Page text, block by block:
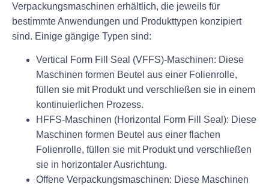
Verpackungsmaschinen erhältlich, die jeweils für
bestimmte Anwendungen und Produkttypen konzipiert
sind. Einige gängige Typen sind:
Vertical Form Fill Seal (VFFS)-Maschinen: Diese
Maschinen formen Beutel aus einer Folienrolle,
füllen sie mit Produkt und verschließen sie in einem
kontinuierlichen Prozess.
HFFS-Maschinen (Horizontal Form Fill Seal): Diese
Maschinen formen Beutel aus einer flachen
Folienrolle, füllen sie mit Produkt und verschließen
sie in horizontaler Ausrichtung.
Offene Verpackungsmaschinen: Diese Maschinen